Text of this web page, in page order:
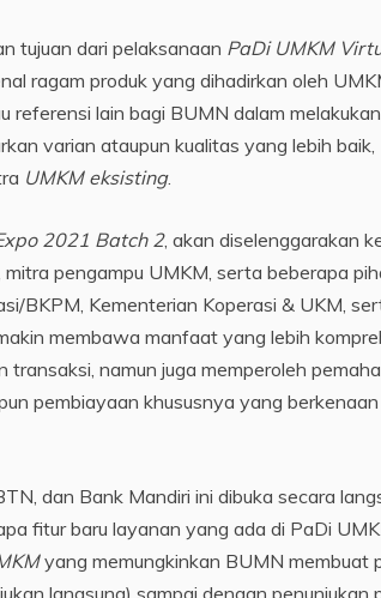
tujuan dari pelaksanaan PaDi UMKM
ragam produk yang dihadirkan oleh
lain bagi BUMN dalam
varian ataupun kualitas yang lebih baik,
UMKM eksisting.
2021 Batch 2, akan diselenggarakan
pengampu UMKM, serta beberapa
BKPM, Kementerian Koperasi & UKM,
membawa manfaat yang lebih
namun juga memperoleh
pembiayaan khususnya yang
dan Bank Mandiri ini dibuka secara
fitur baru layanan yang ada di PaDi
yang memungkinkan BUMN membuat
langsung) sampai dengan penunjukan